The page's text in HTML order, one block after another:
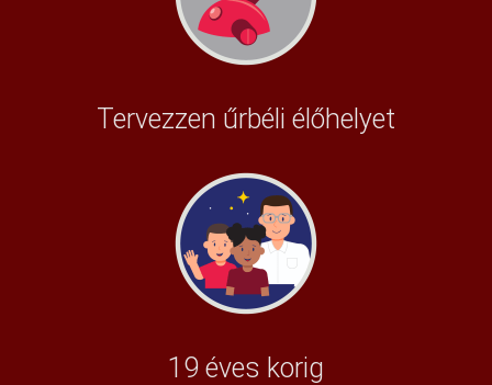
Tervezzen űrbéli élőhelyet
19 éves korig